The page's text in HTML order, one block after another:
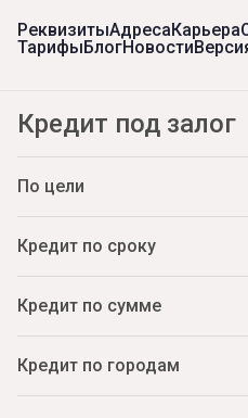
РеквизитыАдресаКарьера
ТарифыБлогНовости
Кредит под залог
По цели
Кредит по сроку
Кредит по сумме
Кредит по городам